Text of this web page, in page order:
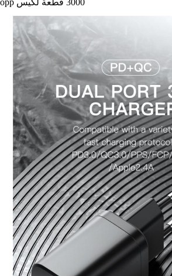
3000 قطعة لكيس opp